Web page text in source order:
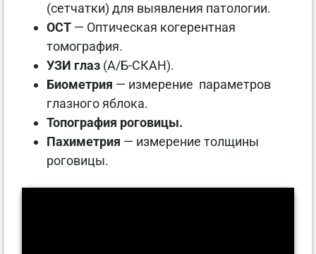
(сетчатки) для выявления патологии.
OCT — Оптическая когерентная
томография.
УЗИ глаз (А/Б-СКАН).
Биометрия — измерение параметров
глазного яблока.
Топография роговицы.
Пахиметрия — измерение толщины
роговицы.